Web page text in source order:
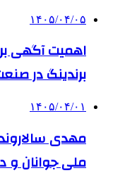
۱۴۰۵/۰۴/۰۵
اهمیت آگهی
برندینگ در
۱۴۰۵/۰۴/۰۱
مهدی
ملی جوانان و